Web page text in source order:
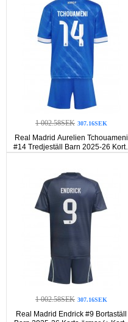
1 002.58SEK 307.16SEK
Real Madrid Aurelien Tchouameni
#14 Tredjeställ Barn 2025-26 Korta
ärmar (+ Korta byxor)
1 002.58SEK 307.16SEK
Real Madrid Endrick #9 Bortaställ